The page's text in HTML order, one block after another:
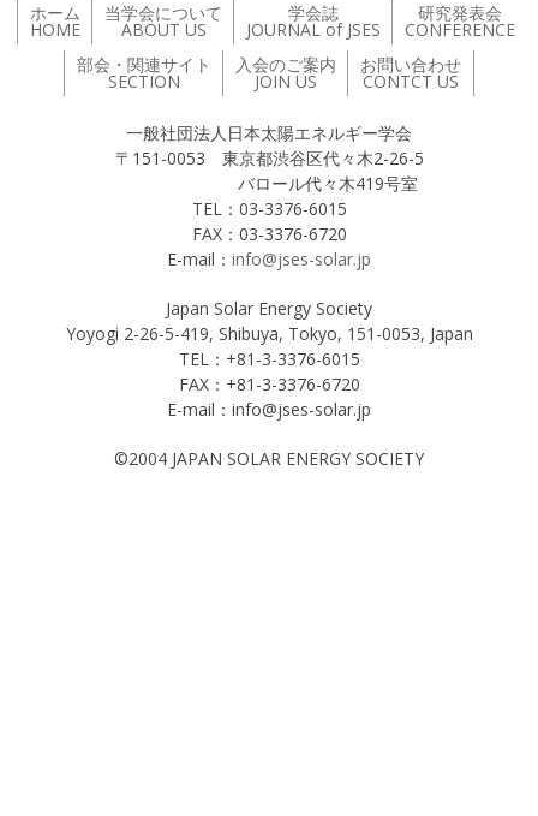
ホーム
HOME
当学会について
ABOUT US
学会誌
JOURNAL of JSES
研究発表会
CONFERENCE
部会・関連サイト
SECTION
入会のご案内
JOIN US
お問い合わせ
CONTCT US
一般社団法人日本太陽エネルギー学会
〒151-0053 東京都渋谷区代々木2-26-5
バロール代々木419号室
TEL：03-3376-6015
FAX：03-3376-6720
E-mail： info@jses-solar.jp
Japan Solar Energy Society
Yoyogi 2-26-5-419, Shibuya, Tokyo, 151-0053, Japan
TEL：+81-3-3376-6015
FAX：+81-3-3376-6720
E-mail：info@jses-solar.jp
©2004 JAPAN SOLAR ENERGY SOCIETY